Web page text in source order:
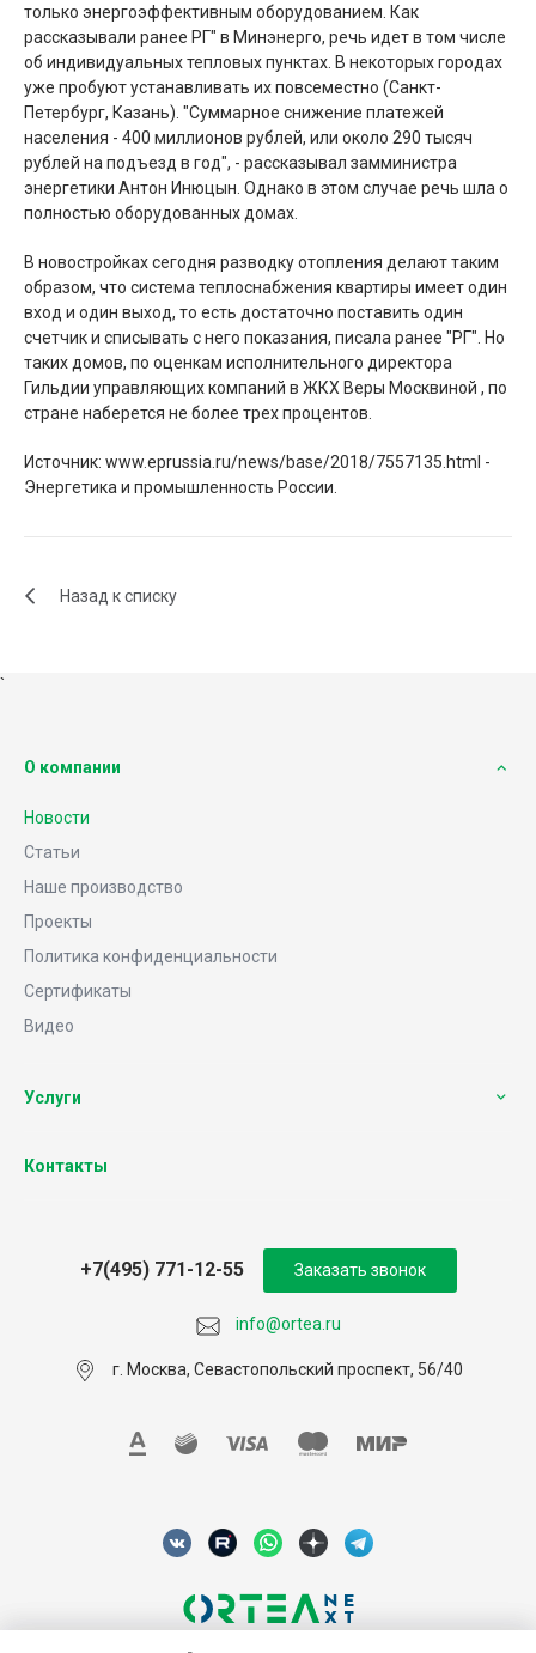
только энергоэффективным оборудованием. Как
рассказывали ранее РГ" в Минэнерго, речь идет в том числе
об индивидуальных тепловых пунктах. В некоторых городах
уже пробуют устанавливать их повсеместно (Санкт-
Петербург, Казань). "Суммарное снижение платежей
населения - 400 миллионов рублей, или около 290 тысяч
рублей на подъезд в год", - рассказывал замминистра
энергетики Антон Инюцын. Однако в этом случае речь шла о
полностью оборудованных домах.
В новостройках сегодня разводку отопления делают таким
образом, что система теплоснабжения квартиры имеет один
вход и один выход, то есть достаточно поставить один
счетчик и списывать с него показания, писала ранее "РГ". Но
таких домов, по оценкам исполнительного директора
Гильдии управляющих компаний в ЖКХ Веры Москвиной , по
стране наберется не более трех процентов.
Источник: www.eprussia.ru/news/base/2018/7557135.html -
Энергетика и промышленность России.
Назад к списку
`
О компании
Новости
Статьи
Наше производство
Проекты
Политика конфиденциальности
Сертификаты
Видео
Услуги
Контакты
info@ortea.ru
+7(495) 771-12-55
г. Москва, Севастопольский проспект, 56/40
Заказать звонок